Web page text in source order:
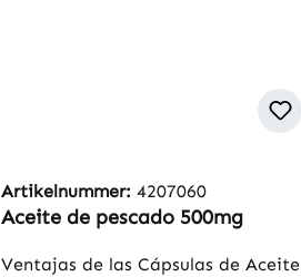
Artikelnummer: 4207060
Aceite de pescado 500mg
Ventajas de las Cápsulas de Aceite